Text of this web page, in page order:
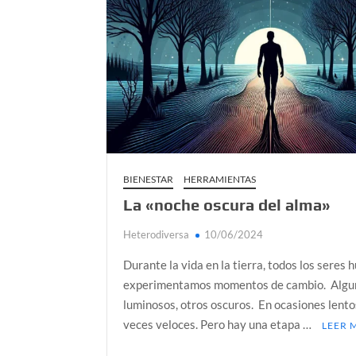
Día de Independencia 2026: de Patria Boba
¿Podemos comunicarnos con seres de
Salud mental digital: cómo frenar la
Denuncia por violencia sexual en Colombia:
¿Cómo descubrir esa conexión energética
BIENESTAR HERRAMIENTAS
La «noche oscura del alma»
Heterodiversa 10/06/2024
Durante la vida en la tierra, todos los seres
experimentamos momentos de cambio.
luminosos, otros oscuros. En ocasiones
veces veloces. Pero hay una etapa …
LEER